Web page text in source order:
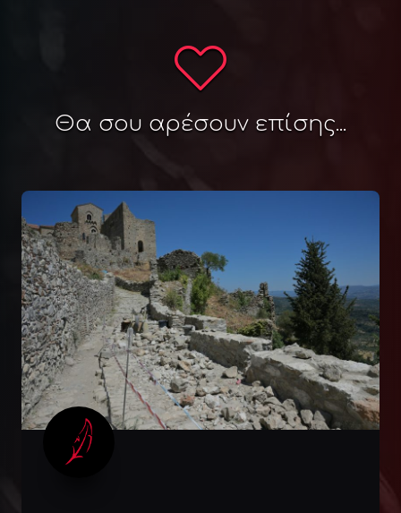
Θα σου αρέσουν επίσης...